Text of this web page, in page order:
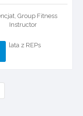
Group Fitness
Instructor
lata z REPs